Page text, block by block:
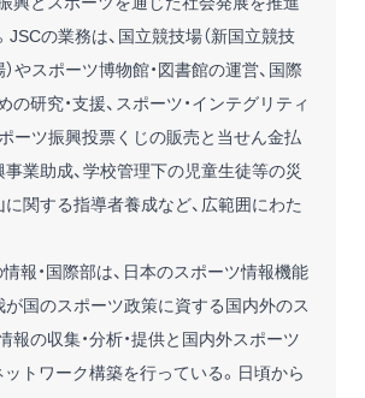
JSCの業務は、国立競技場（新国立競技
やスポーツ博物館・図書館の運営、国際
研究・支援、スポーツ・インテグリティ
ポーツ振興投票くじの販売と当せん金払
事業助成、学校管理下の児童生徒等の災
に関する指導者養成など、広範囲にわた
報・国際部は、日本のスポーツ情報機能
が国のスポーツ政策に資する国内外のス
報の収集・分析・提供と国内外スポーツ
ットワーク構築を行っている。日頃から